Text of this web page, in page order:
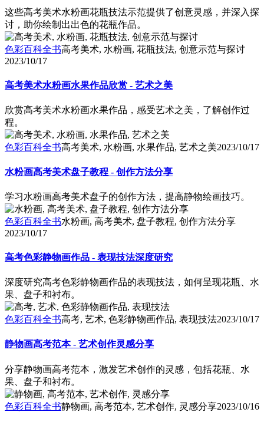
这些高考美术水粉画花瓶技法示范提供了创意灵感，并深入探
讨，助你绘制出出色的花瓶作品。
色彩百科全书高考美术, 水粉画, 花瓶技法, 创意示范与探讨
2023/10/17
高考美术水粉画水果作品欣赏 - 艺术之美
欣赏高考美术水粉画水果作品，感受艺术之美，了解创作过
程。
色彩百科全书高考美术, 水粉画, 水果作品, 艺术之美2023/10/17
水粉画高考美术盘子教程 - 创作方法分享
学习水粉画高考美术盘子的创作方法，提高静物绘画技巧。
色彩百科全书水粉画, 高考美术, 盘子教程, 创作方法分享
2023/10/17
高考色彩静物画作品 - 表现技法深度研究
深度研究高考色彩静物画作品的表现技法，如何呈现花瓶、水
果、盘子和衬布。
色彩百科全书高考, 艺术, 色彩静物画作品, 表现技法2023/10/17
静物画高考范本 - 艺术创作灵感分享
分享静物画高考范本，激发艺术创作的灵感，包括花瓶、水
果、盘子和衬布。
色彩百科全书静物画, 高考范本, 艺术创作, 灵感分享2023/10/16